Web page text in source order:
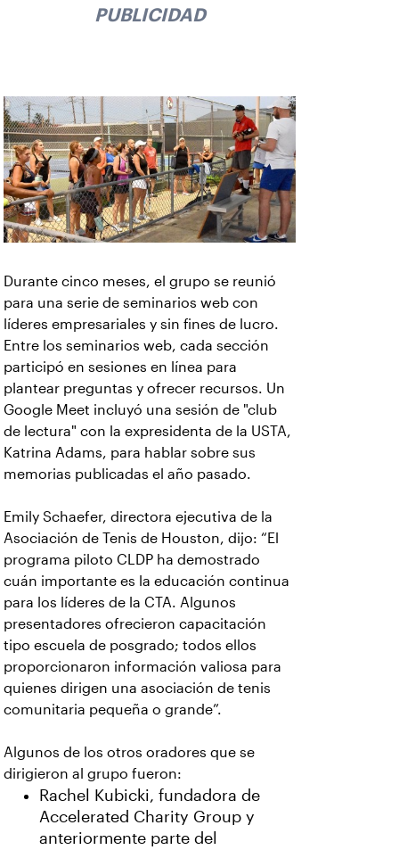
PUBLICIDAD
Durante cinco meses, el grupo se reunió
para una serie de seminarios web con
líderes empresariales y sin fines de lucro.
Entre los seminarios web, cada sección
participó en sesiones en línea para
plantear preguntas y ofrecer recursos. Un
Google Meet incluyó una sesión de "club
de lectura" con la expresidenta de la USTA,
Katrina Adams, para hablar sobre sus
memorias publicadas el año pasado.
Emily Schaefer, directora ejecutiva de la
Asociación de Tenis de Houston, dijo: “El
programa piloto CLDP ha demostrado
cuán importante es la educación continua
para los líderes de la CTA. Algunos
presentadores ofrecieron capacitación
tipo escuela de posgrado; todos ellos
proporcionaron información valiosa para
quienes dirigen una asociación de tenis
comunitaria pequeña o grande”.
Algunos de los otros oradores que se
dirigieron al grupo fueron:
Rachel Kubicki, fundadora de
Accelerated Charity Group y
anteriormente parte del